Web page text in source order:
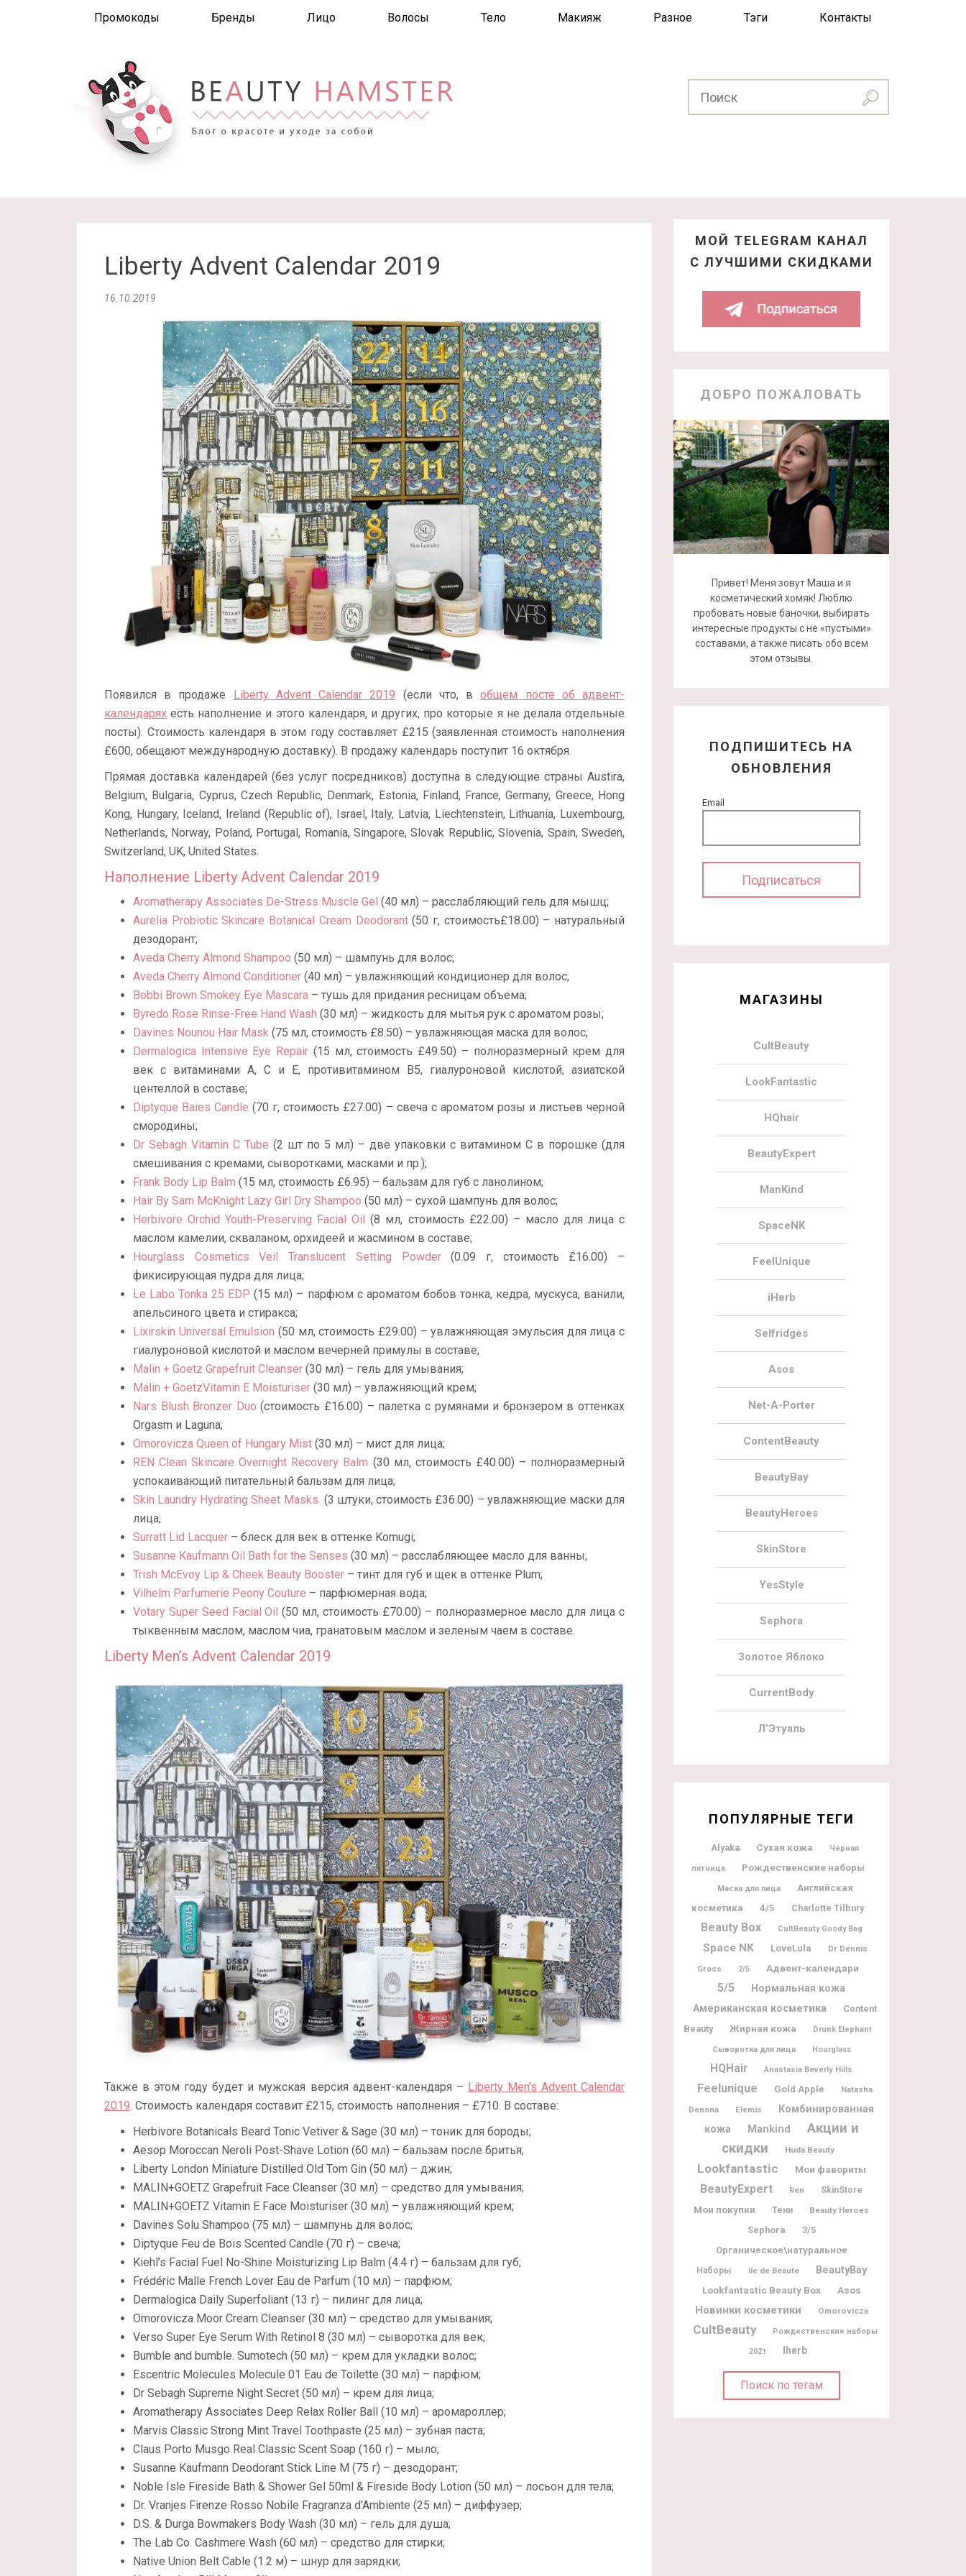
Промокоды Бренды Лицо Волосы Тело Макияж Разное Тэги Контакты
Liberty Advent Calendar 2019
16.10.2019
Появился в продаже Liberty Advent Calendar 2019 (если что, вобщем посте об адвент-
календарях есть наполнение и этого календаря, и других, про которые я не делала отдельные
посты). Стоимость календаря в этом году составляет £215 (заявленная стоимость наполнения
£600, обещают международную доставку). В продажу календарь поступит 16 октября.
Прямая доставка календарей (без услуг посредников) доступна в следующие страны Austira,
Belgium, Bulgaria, Cyprus, Czech Republic, Denmark, Estonia, Finland, France, Germany, Greece, Hong
Kong, Hungary, Iceland, Ireland (Republic of), Israel, Italy, Latvia, Liechtenstein, Lithuania, Luxembourg,
Netherlands, Norway, Poland, Portugal, Romania, Singapore, Slovak Republic, Slovenia, Spain, Sweden,
Switzerland, UK, United States.
Наполнение Liberty Advent Calendar 2019
Aromatherapy Associates De-Stress Muscle Gel (40 мл) – расслабляющий гель для мышц;
Aurelia Probiotic Skincare Botanical Cream Deodorant(50 г, стоимость£18.00) – натуральный
дезодорант;
Aveda Cherry Almond Shampoo (50 мл) – шампунь для волос;
Aveda Cherry Almond Conditioner (40 мл) – увлажняющий кондиционер для волос;
Bobbi Brown Smokey Eye Mascara – тушь для придания ресницам объема;
Byredo Rose Rinse-Free Hand Wash (30 мл) – жидкость для мытья рук с ароматом розы;
Davines Nounou Hair Mask (75 мл, стоимость £8.50) – увлажняющая маска для волос;
Dermalogica Intensive Eye Repair (15 мл, стоимость £49.50) – полноразмерный крем для
век с витаминами А, С и Е, противитамином В5, гиалуроновой кислотой, азиатской
центеллой в составе;
Diptyque Baies Candle (70 г, стоимость £27.00) – свеча с ароматом розы и листьев черной
смородины;
Dr Sebagh Vitamin C Tube (2 шт по 5 мл) – две упаковки с витамином С в порошке (для
смешивания с кремами, сыворотками, масками и пр.);
Frank Body Lip Balm (15 мл, стоимость £6.95) – бальзам для губ с ланолином;
Hair By Sam McKnight Lazy Girl Dry Shampoo (50 мл) – сухой шампунь для волос;
Herbivore Orchid Youth-Preserving Facial Oil
(8 мл, стоимость £22.00) – масло для лица с
маслом камелии, скваланом, орхидеей и жасмином в составе;
Hourglass Cosmetics Veil Translucent Setting Powder(0.09 г, стоимость £16.00) –
фикисирующая пудра для лица;
Le Labo Tonka 25 EDP (15 мл) – парфюм с ароматом бобов тонка, кедра, мускуса, ванили,
апельсиного цвета и стиракса;
Lixirskin Universal Emulsion (50 мл, стоимость £29.00) – увлажняющая эмульсия для лица с
гиалуроновой кислотой и маслом вечерней примулы в составе;
Malin + Goetz Grapefruit Cleanser (30 мл) – гель для умывания;
Malin + GoetzVitamin E Moisturiser (30 мл) – увлажняющий крем;
Nars Blush Bronzer Duo (стоимость £16.00) – палетка с румянами и бронзером в оттенках
Orgasm и Laguna;
Omorovicza Queen of Hungary Mist (30 мл) – мист для лица;
REN Clean Skincare Overnight Recovery Balm (30 мл, стоимость £40.00) – полноразмерный
успокаивающий питательный бальзам для лица;
Skin Laundry Hydrating Sheet Masks (3 штуки, стоимость £36.00) – увлажняющие маски для
лица;
Surratt Lid Lacquer – блеск для век в оттенке Komugi;
Susanne Kaufmann Oil Bath for the Senses (30 мл) – расслабляющее масло для ванны;
Trish McEvoy Lip & Cheek Beauty Booster – тинт для губ и щек в оттенке Plum;
Vilhelm Parfumerie Peony Couture – парфюмерная вода;
Votary Super Seed Facial Oil (50 мл, стоимость £70.00) – полноразмерное масло для лица с
тыквенным маслом, маслом чиа, гранатовым маслом и зеленым чаем в составе.
Liberty Men’s Advent Calendar 2019
Также в этом году будет и мужская версия адвент-календаря – Liberty Men’s Advent Calendar
2019. Стоимость календаря составит £215, стоимость наполнения – £710. В составе:
Herbivore Botanicals Beard Tonic Vetiver & Sage (30 мл) – тоник для бороды;
Aesop Moroccan Neroli Post-Shave Lotion (60 мл) – бальзам после бритья;
Liberty London Miniature Distilled Old Tom Gin (50 мл) – джин;
MALIN+GOETZ Grapefruit Face Cleanser (30 мл) – средство для умывания;
MALIN+GOETZ Vitamin E Face Moisturiser (30 мл) – увлажняющий крем;
Davines Solu Shampoo (75 мл) – шампунь для волос;
Diptyque Feu de Bois Scented Candle (70 г) – свеча;
Kiehl’s Facial Fuel No-Shine Moisturizing Lip Balm (4.4 г) – бальзам для губ;
Frédéric Malle French Lover Eau de Parfum (10 мл) – парфюм;
Dermalogica Daily Superfoliant (13 г) – пилинг для лица;
Omorovicza Moor Cream Cleanser (30 мл) – средство для умывания;
Verso Super Eye Serum With Retinol 8 (30 мл) – сыворотка для век;
Bumble and bumble. Sumotech (50 мл) – крем для укладки волос;
Escentric Molecules Molecule 01 Eau de Toilette (30 мл) – парфюм;
Dr Sebagh Supreme Night Secret (50 мл) – крем для лица;
Aromatherapy Associates Deep Relax Roller Ball (10 мл) – аромароллер;
Marvis Classic Strong Mint Travel Toothpaste (25 мл) – зубная паста;
Claus Porto Musgo Real Classic Scent Soap (160 г) – мыло;
Susanne Kaufmann Deodorant Stick Line M (75 г) – дезодорант;
Noble Isle Fireside Bath & Shower Gel 50ml & Fireside Body Lotion (50 мл) – лосьон для тела;
Dr. Vranjes Firenze Rosso Nobile Fragranza d’Ambiente (25 мл) – диффузер;
D.S. & Durga Bowmakers Body Wash (30 мл) – гель для душа;
The Lab Co. Cashmere Wash (60 мл) – средство для стирки;
Native Union Belt Cable (1.2 м) – шнур для зарядки;
МОЙ TELEGRAM КАНАЛ
С ЛУЧШИМИ СКИДКАМИ
ДОБРО ПОЖАЛОВАТЬ
Привет! Меня зовут Маша и я
косметический хомяк! Люблю
пробовать новые баночки, выбирать
интересные продукты с не «пустыми»
составами, а также писать обо всем
этом отзывы.
ПОДПИШИТЕСЬ НА
ОБНОВЛЕНИЯ
Email
МАГАЗИНЫ
CultBeauty
LookFantastic
HQhair
BeautyExpert
ManKind
SpaceNK
FeelUnique
iHerb
Selfridges
Asos
Net-A-Porter
ContentBeauty
BeautyBay
BeautyHeroes
SkinStore
YesStyle
Sephora
Золотое Яблоко
CurrentBody
Л’Этуаль
ПОПУЛЯРНЫЕ ТЕГИ
Alyaka Сухая кожа Черная
пятница Рождественские наборы
Маска для лица
Английская
косметика
4/5 Charlotte Tilbury
Beauty Box CultBeauty Goody Bag
Space NK LoveLula
Dr Dennis
Gross
2/5 Адвент-календари
5/5
Нормальная кожа
Американская косметика
Content
Beauty
Жирная кожа Drunk Elephant
Сыворотка для лица Hourglass
HQHair Anastasia Beverly Hills
Feelunique Gold Apple
Natasha
Denona
Elemis
Комбинированная
кожа
Mankind
Акции и
скидки
Huda Beauty
Lookfantastic Мои фавориты
BeautyExpert Ren SkinStore
Мои покупки Тени Beauty Heroes
Sephora
3/5
Органическое\натуральное
Наборы Ile de Beaute BeautyBay
Lookfantastic Beauty Box Asos
Новинки косметики Omorovicza
CultBeauty Рождественские наборы
2021 Iherb
Поиск по тегам